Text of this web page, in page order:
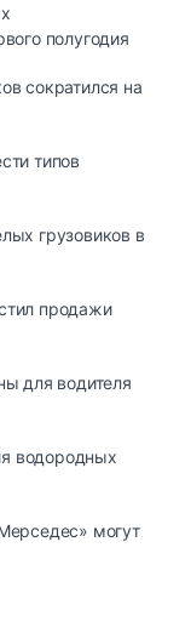
полугодия
сократился на
типов
грузовиков в
продажи
для водителя
водородных
могут